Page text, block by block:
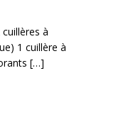
à
1 cuillère à
[…]